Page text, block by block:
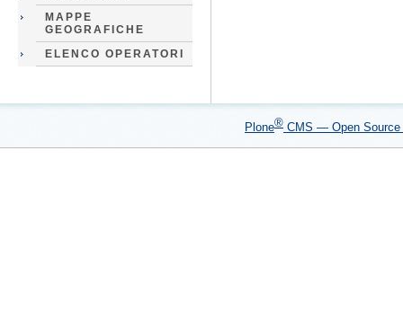
MAPPE
GEOGRAFICHE
ELENCO OPERATORI
Plone® CMS — Open Source